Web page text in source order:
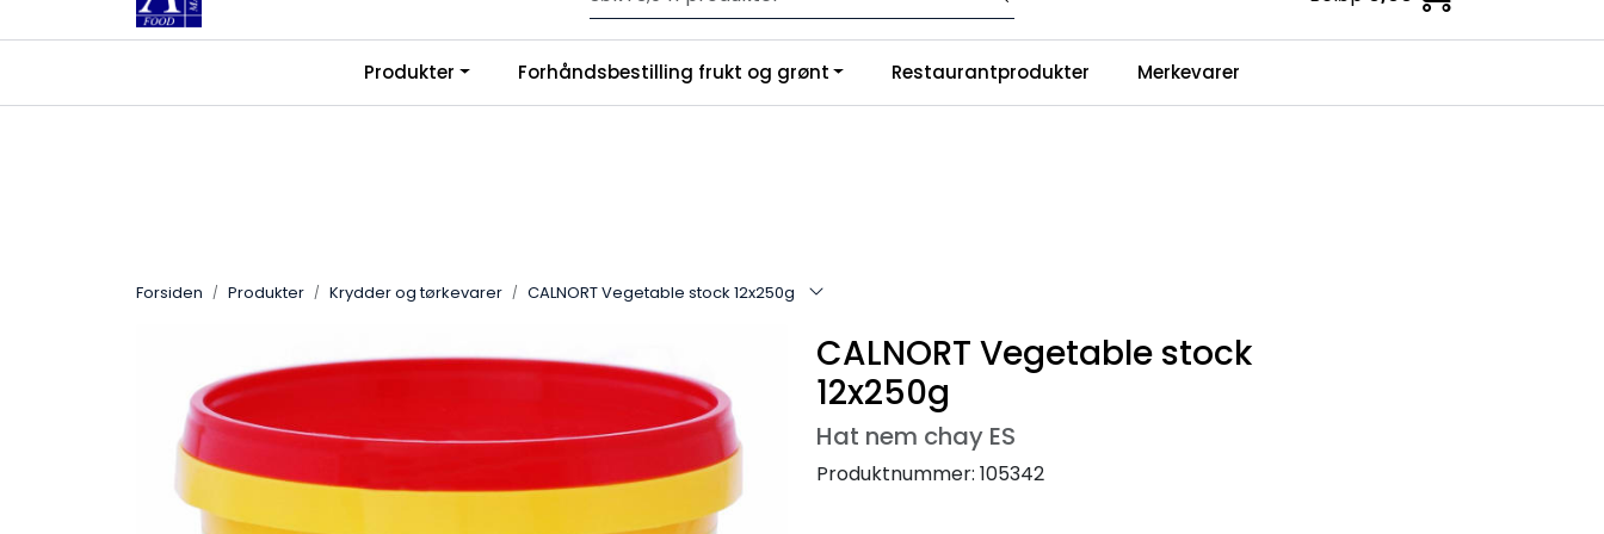
Skip to main content Velkommen til vår nye nettbutikk! Trykk her for å lese mer
Ledige stillinger | Franchise | Om oss Infosenter
Produkter Forhåndsbestilling frukt og grønt Restaurantprodukter Merkevarer
Forsiden Produkter Krydder og tørkevarer CALNORT Vegetable stock 12x250g
CALNORT Vegetable stock
12x250g
Hat nem chay ES
Produktnummer: 105342